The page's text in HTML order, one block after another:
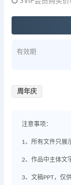
有效期
周年庆
注意事项：
1、所有文件只展
2、作品中主体文
3、文稿PPT，仅